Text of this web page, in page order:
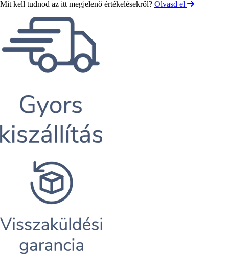
Mit kell tudnod az itt megjelenő értékelésekről? Olvasd el